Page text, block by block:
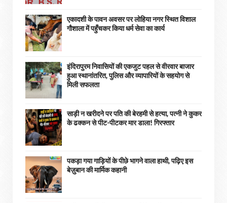
एकादशी के पावन अवसर पर लोहिया नगर स्थित विशाल
गौशाला में पहुँचकर किया धर्म सेवा का कार्य
इंदिरापुरम निवासियों की एकजुट पहल से वीरवार बाजार
हुआ स्थानांतरित, पुलिस और व्यापारियों के सहयोग से
मिली सफलता
साड़ी न खरीदने पर पति की बेरहमी से हत्या, पत्नी ने कुकर
के ढक्कन से पीट-पीटकर मार डाला! गिरफ्तार
पकड़ा गया गाड़ियों के पीछे भागने वाला हाथी, पढ़िए इस
बेज़ुबान की मार्मिक कहानी